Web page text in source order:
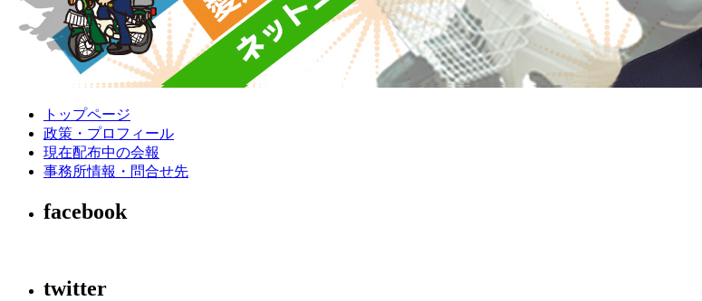
トップページ
政策・プロフィール
現在配布中の会報
事務所情報・問合せ先
facebook
twitter